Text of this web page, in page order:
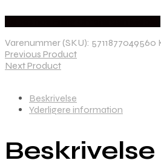
Varenummer (SKU): 5711877049560
Previous Product
Next Product
Beskrivelse
Yderligere information
Beskrivelse